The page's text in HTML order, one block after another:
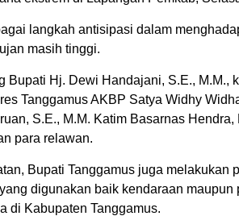
langkah antisipasi dalam
masih tinggi.
Bupati Hj. Dewi Handajani, S.E., M.M.,
Tanggamus AKBP Satya Widhy
S.E., M.M. Katim Basarnas
para relawan.
Bupati Tanggamus juga melakukan
digunakan baik kendaraan
di Kabupaten Tanggamus.